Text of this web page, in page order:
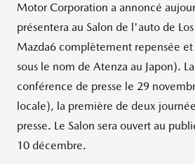
Motor Corporation a annoncé
présentera au Salon de l'auto de
Mazda6 complètement repensée
sous le nom de Atenza au Japon).
conférence de presse le 29
locale), la première de deux
presse. Le Salon sera ouvert au
10 décembre.